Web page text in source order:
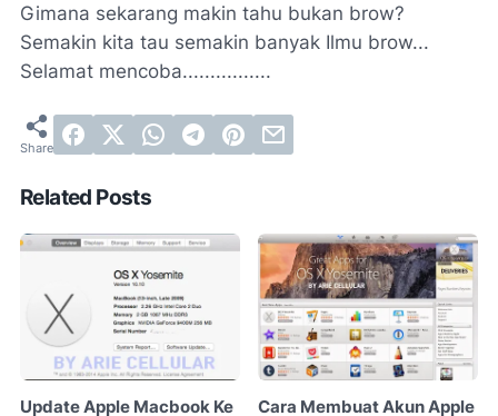
Gimana sekarang makin tahu bukan brow?
Semakin kita tau semakin banyak Ilmu brow...
Selamat mencoba................
Related Posts
Update Apple Macbook Ke Cara Membuat Akun Apple